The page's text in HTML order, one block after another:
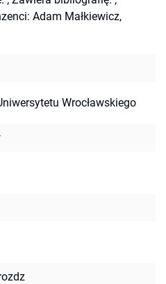
Adam Małkiewicz,
Wrocławskiego